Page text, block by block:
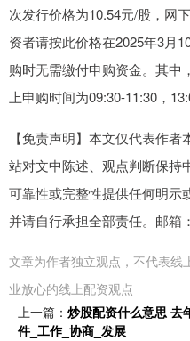
次发行价格为10.54元/股，网
资者请按此价格在2025年3月
购时无需缴付申购资金。其中
上申购时间为09:30-11:30，
【免责声明】本文仅代表作
站对文中陈述、观点判断保持
可靠性或完整性提供任何明示
并请自行承担全部责任。邮箱
文章为作者独立观点，不代表线
业放心的线上配资观点
上一篇： 炒股配资什么意思 去
件_工作_协商_发展